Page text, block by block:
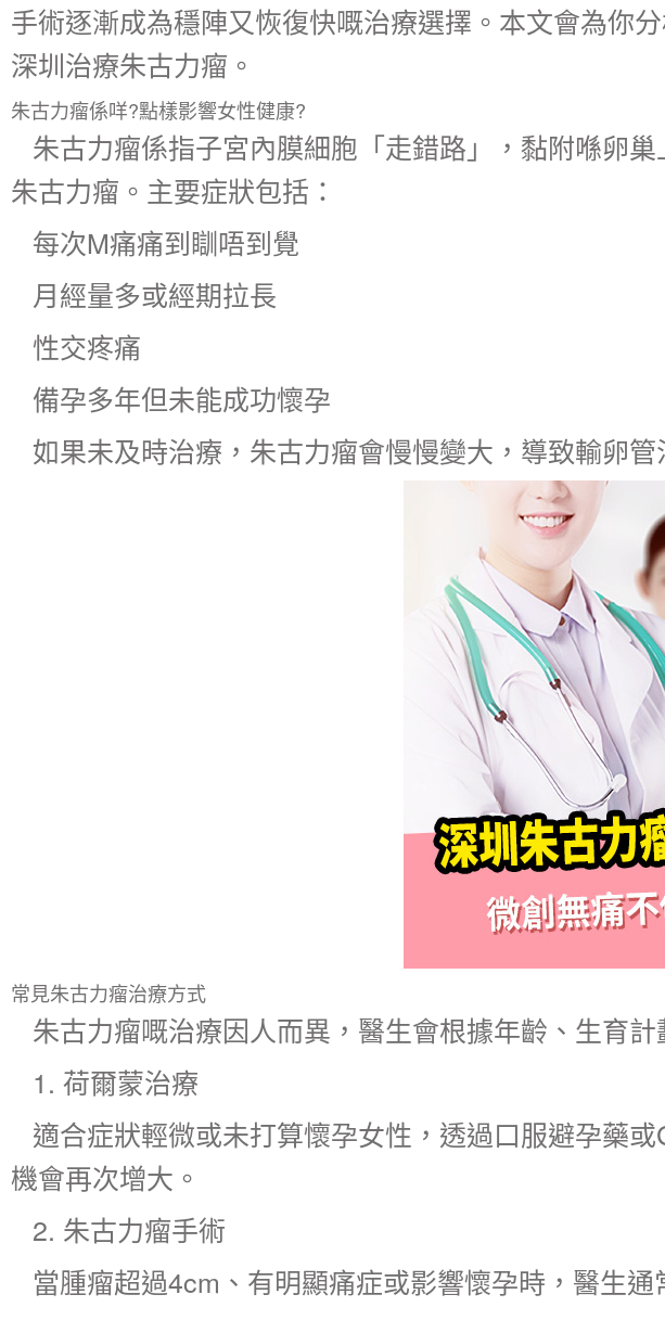
手術逐漸成為穩陣又恢復快嘅治療選擇。本文會為你
深圳治療朱古力瘤。
朱古力瘤係咩?點樣影響女性健康?
朱古力瘤係指子宮內膜細胞「走錯路」，黏附喺卵
朱古力瘤。主要症狀包括：
每次M痛痛到瞓唔到覺
月經量多或經期拉長
性交疼痛
備孕多年但未能成功懷孕
如果未及時治療，朱古力瘤會慢慢變大，導致輸卵
常見朱古力瘤治療方式
朱古力瘤嘅治療因人而異，醫生會根據年齡、生育
1. 荷爾蒙治療
適合症狀輕微或未打算懷孕女性，透過口服避孕藥
機會再次增大。
2. 朱古力瘤手術
當腫瘤超過4cm、有明顯痛症或影響懷孕時，醫生通